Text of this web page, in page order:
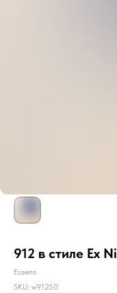
912 в стиле Ex
Essens
SKU: w91250